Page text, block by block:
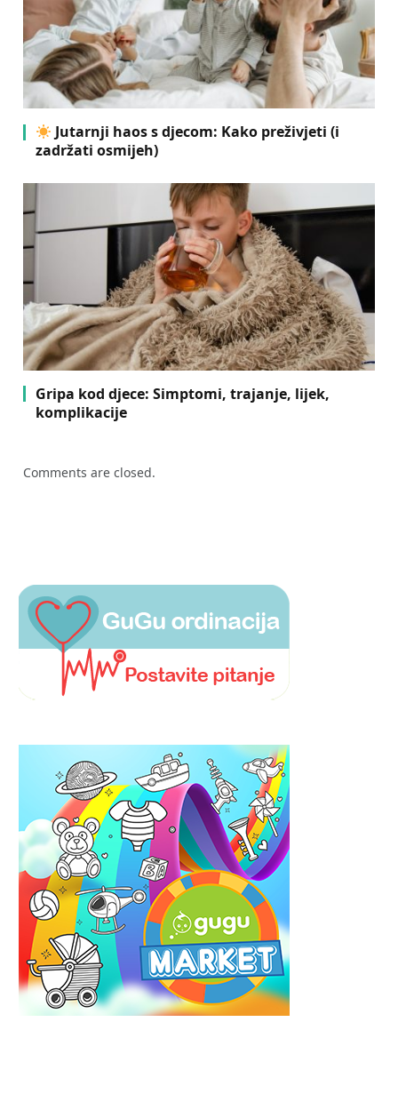
Jutarnji haos s djecom: Kako preživjeti (i
zadržati osmijeh)
Gripa kod djece: Simptomi, trajanje, lijek,
komplikacije
Comments are closed.